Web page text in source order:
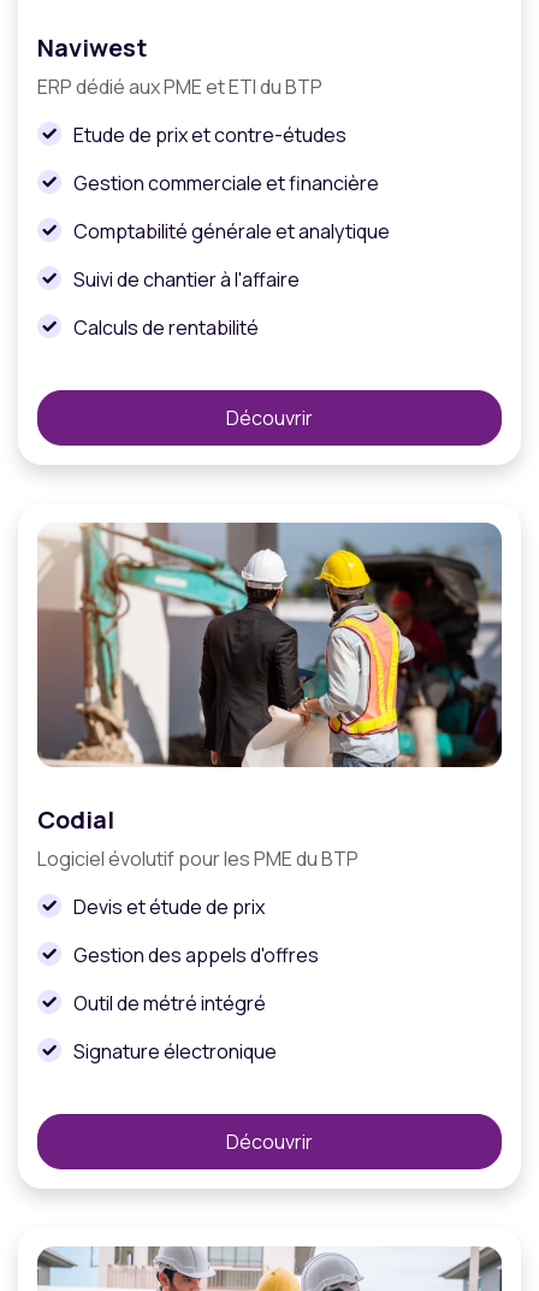
Naviwest
ERP dédié aux PME et ETI du BTP
Etude de prix et contre-études
Gestion commerciale et financière
Comptabilité générale et analytique
Suivi de chantier à l'affaire
Calculs de rentabilité
Découvrir
Codial
Logiciel évolutif pour les PME du BTP
Devis et étude de prix
Gestion des appels d'offres
Outil de métré intégré
Signature électronique
Découvrir